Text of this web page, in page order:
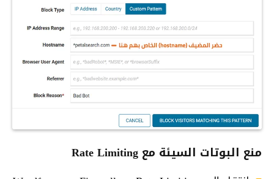
منع البوتات السيئة مع Rate Limiting